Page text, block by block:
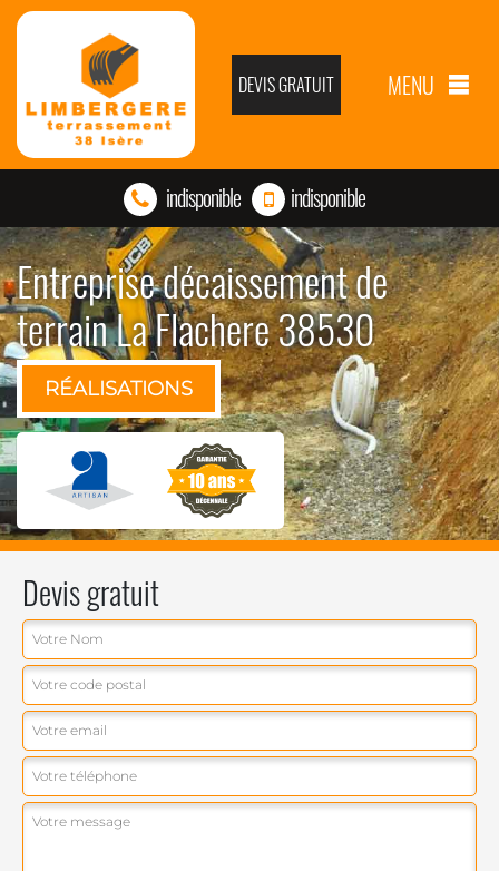
DEVIS GRATUIT MENU
indisponible indisponible
Entreprise décaissement de
terrain La Flachere 38530
RÉALISATIONS
Devis gratuit